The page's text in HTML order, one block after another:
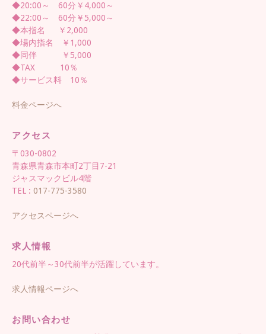
◆20:00～ 60分￥4,000～
◆22:00～ 60分￥5,000～
◆本指名 ￥2,000
◆場内指名 ￥1,000
◆同伴 ￥5,000
◆TAX 10％
◆サービス料 10％
料金ページへ
アクセス
〒030-0802
青森県青森市本町2丁目7-21
ジャスマックビル4階
TEL : 017-775-3580
アクセスページへ
求人情報
20代前半～30代前半が活躍しています。
求人情報ページへ
お問い合わせ